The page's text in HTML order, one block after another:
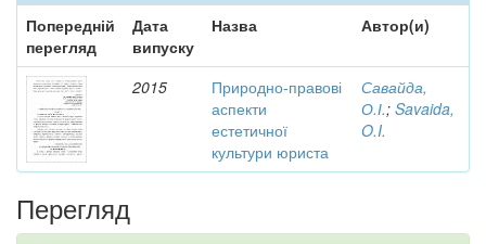
Попередній
перегляд
Дата
випуску
Назва Автор(и)
2015
Природно-правові
аспекти
естетичної
культури юриста
Савайда,
О.І.; Savaida,
O.I.
Перегляд